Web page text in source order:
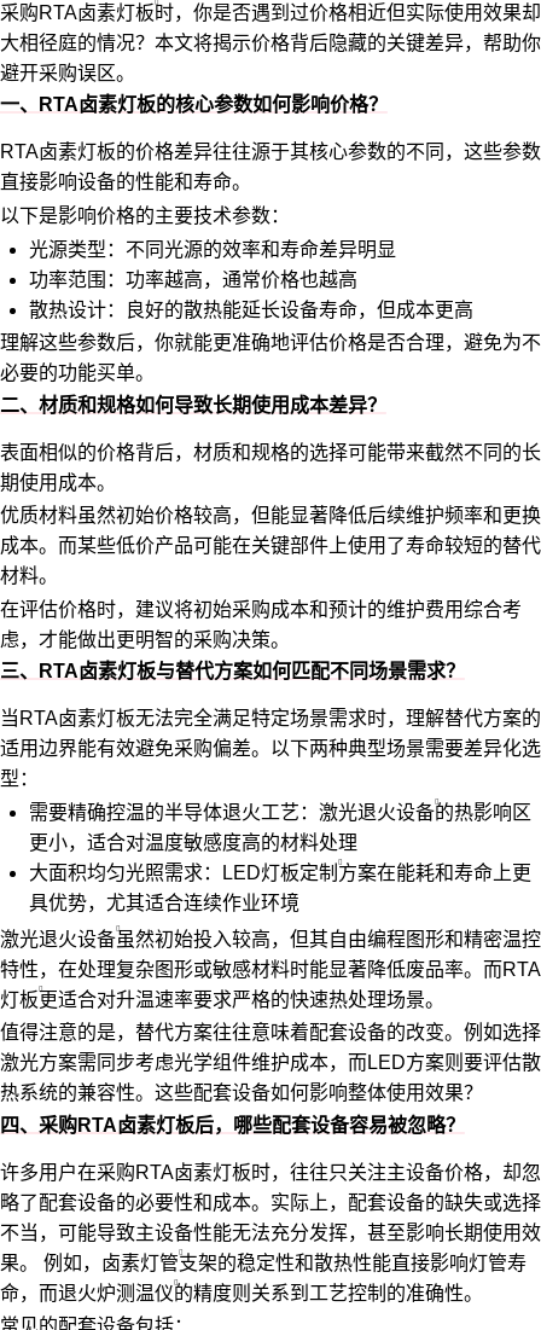
采购RTA卤素灯板时，你是否遇到过价格相近但实际使用效果却
大相径庭的情况？本文将揭示价格背后隐藏的关键差异，帮助你
避开采购误区。
一、RTA卤素灯板的核心参数如何影响价格？
RTA卤素灯板的价格差异往往源于其核心参数的不同，这些参数
直接影响设备的性能和寿命。
以下是影响价格的主要技术参数：
光源类型：不同光源的效率和寿命差异明显
功率范围：功率越高，通常价格也越高
散热设计：良好的散热能延长设备寿命，但成本更高
理解这些参数后，你就能更准确地评估价格是否合理，避免为不
必要的功能买单。
二、材质和规格如何导致长期使用成本差异？
表面相似的价格背后，材质和规格的选择可能带来截然不同的长
期使用成本。
优质材料虽然初始价格较高，但能显著降低后续维护频率和更换
成本。而某些低价产品可能在关键部件上使用了寿命较短的替代
材料。
在评估价格时，建议将初始采购成本和预计的维护费用综合考
虑，才能做出更明智的采购决策。
三、RTA卤素灯板与替代方案如何匹配不同场景需求？
当RTA卤素灯板无法完全满足特定场景需求时，理解替代方案的
适用边界能有效避免采购偏差。以下两种典型场景需要差异化选
型：
需要精确控温的半导体退火工艺： 激光退火设备的热影响区
更小，适合对温度敏感度高的材料处理
大面积均匀光照需求：
LED灯板定制 方案在能耗和寿命上更
具优势，尤其适合连续作业环境
激光退火设备虽然初始投入较高，但其自由编程图形和精密温控
特性，在处理复杂图形或敏感材料时能显著降低废品率。而RTA
灯板更适合对升温速率要求严格的快速热处理场景。
值得注意的是，替代方案往往意味着配套设备的改变。例如选择
激光方案需同步考虑光学组件维护成本，而LED方案则要评估散
热系统的兼容性。这些配套设备如何影响整体使用效果？
四、采购RTA卤素灯板后，哪些配套设备容易被忽略？
许多用户在采购RTA卤素灯板时，往往只关注主设备价格，却忽
略了配套设备的必要性和成本。实际上，配套设备的缺失或选择
不当，可能导致主设备性能无法充分发挥，甚至影响长期使用效
果。 例如， 卤素灯管支架的稳定性和散热性能直接影响灯管寿
命，而退火炉测温仪的精度则关系到工艺控制的准确性。